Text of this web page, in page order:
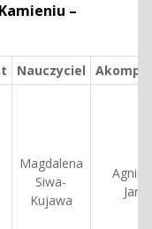
–
Nauczyciel
Magdalena
Siwa-
Kujawa